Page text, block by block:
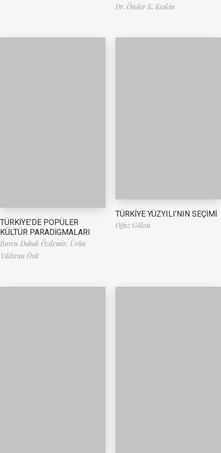
Dr. Önder K. Keskin
TÜRKİYE’DE POPÜLER
KÜLTÜR PARADİGMALARI
Burcu Dabak Özdemir, Ürün
Yıldıran Önk
TÜRKİYE YÜZYILI’NIN SEÇİMİ
Oğuz Göksu